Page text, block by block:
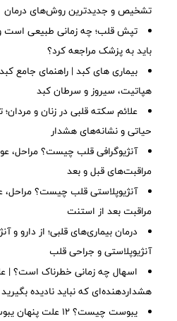
تشخیص و جدیدترین روش‌های درمان
تپش قلب؛ چه زمانی طبیعی است
باید به پزشک مراجعه کرد؟
بیماری های کبد | راهنمای جامع
هپاتیت، سیروز و سرطان کبد
علائم سکته قلبی در زنان و
حیاتی و نشانه‌های هشدار
آنژیوگرافی قلب چیست؟ مراحل،
مراقبت‌های قبل و بعد
آنژیوپلاستی قلب چیست؟ مراحل،
مراقبت بعد از استنت
درمان بیماری‌های قلبی؛ از دارو و
آنژیوپلاستی و جراحی قلب
اسهال چه زمانی خطرناک است؟ |
هشداردهنده‌ای که نباید نادیده بگیرید
یبوست چیست؟ ۱۲ علت